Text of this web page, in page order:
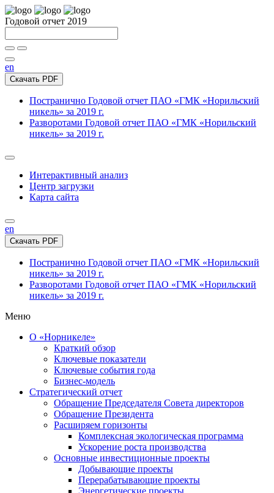
Годовой отчет 2019
en
Скачать PDF
Постранично Годовой отчет ПАО «ГМК «Норильский
никель» за 2019 г.
Разворотами Годовой отчет ПАО «ГМК «Норильский
никель» за 2019 г.
Интерактивный анализ
Центр загрузки
Карта сайта
en
Скачать PDF
Постранично Годовой отчет ПАО «ГМК «Норильский
никель» за 2019 г.
Разворотами Годовой отчет ПАО «ГМК «Норильский
никель» за 2019 г.
Меню
О «Норникеле»
Краткий обзор
Ключевые показатели
Ключевые события года
Бизнес-модель
Стратегический отчет
Обращение Председателя Совета директоров
Обращение Президента
Расширяем горизонты
Комплексная экологическая программа
Ускорение роста производства
Основные инвестиционные проекты
Добывающие проекты
Перерабатывающие проекты
Энергетические проекты